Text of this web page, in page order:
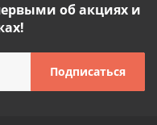
об акциях и